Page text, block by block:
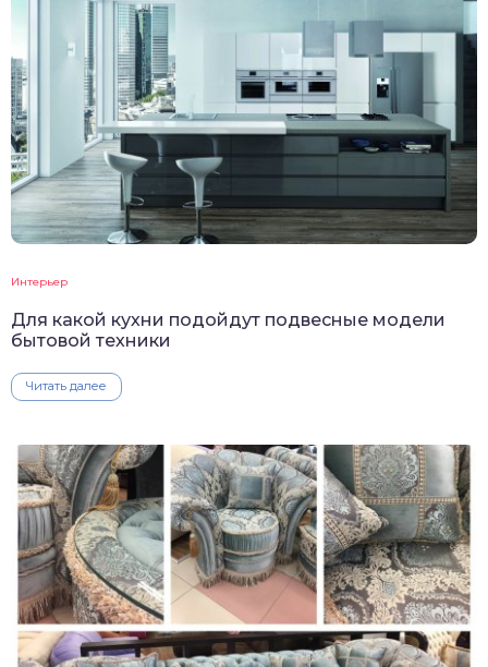
Интерьер
Для какой кухни подойдут подвесные модели
бытовой техники
Читать далее